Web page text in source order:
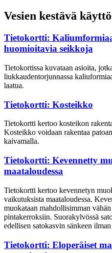
Vesien kestävä käyttö
Tietokortti:
huomioitavia seikkoja
Tietokortissa kuvataan asioita,
liukkaudentorjunnassa
laatua.
Tietokortti: Kosteikko
Tietokortti kertoo kosteikon
Kosteikko voidaan rakentaa
kaivamalla.
Tietokortti: Kevennetty
maataloudessa
Tietokortti kertoo kevennetyn
vaikutuksista maataloudessa.
muokataan mahdollisimman
pintakerroksiin. Suorakylvössä
edellisen satokasvin sänkeen
Tietokortti: Eloperäiset